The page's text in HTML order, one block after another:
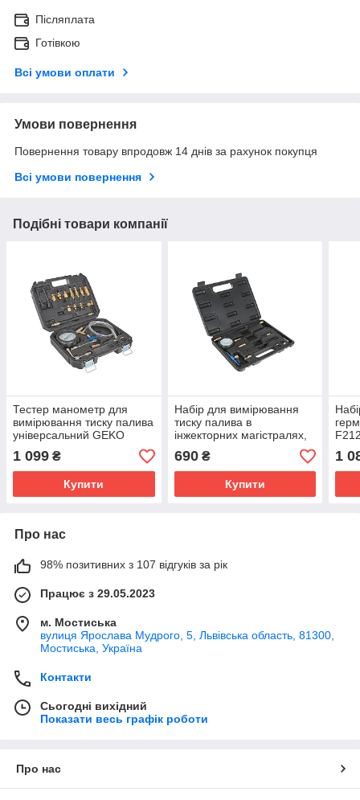
Післяплата
Готівкою
Всі умови оплати
Умови повернення
Повернення товару впродовж 14 днів за рахунок покупця
Всі умови повернення
Подібні товари компанії
Тестер манометр для
вимірювання тиску палива
універсальний GEKO
G02503
1 099 ₴
Купити
Набір для вимірювання
тиску палива в
інжекторних магістралях,
манометр паливний
GEKO G02501
690₴
Купити
1
Про нас
98% позитивних з 107 відгуків за рік
Працює з 29.05.2023
м. Мостиська
вулиця Ярослава Мудрого, 5, Львівська область, 81300,
Мостиська, Україна
Контакти
Сьогодні вихідний
Показати весь графік роботи
Про нас